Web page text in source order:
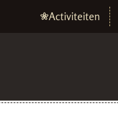
Activiteiten